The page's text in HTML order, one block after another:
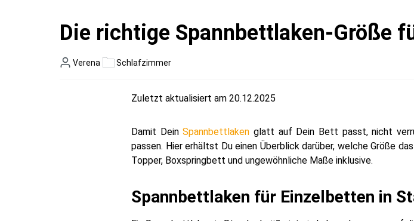
Die richtige Spannbettlaken-Größe
Verena Schlafzimmer
Zuletzt aktualisiert am 20.12.2025
Damit DeinSpannbettlakenglatt auf Dein Bett passt, nicht
passen. Hier erhältst Du einen Überblick darüber, welche Größe
Topper, Boxspringbett und ungewöhnliche Maße inklusive.
Spannbettlaken für Einzelbetten in